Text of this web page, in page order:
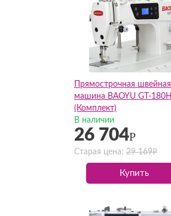
Прямострочная швейная
машина BAOYU GT-180H
(Комплект)
В наличии
26 704Р
Старая цена: 29 169Р
Купить